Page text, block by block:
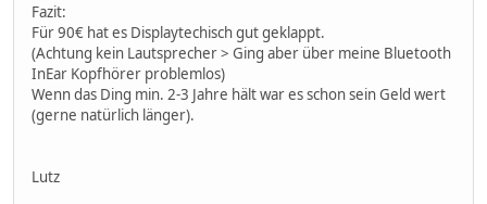
Fazit:
Für 90€ hat es Displaytechisch gut geklappt.
(Achtung kein Lautsprecher > Ging aber über meine Bluetooth
InEar Kopfhörer problemlos)
Wenn das Ding min. 2-3 Jahre hält war es schon sein Geld wert
(gerne natürlich länger).
Lutz